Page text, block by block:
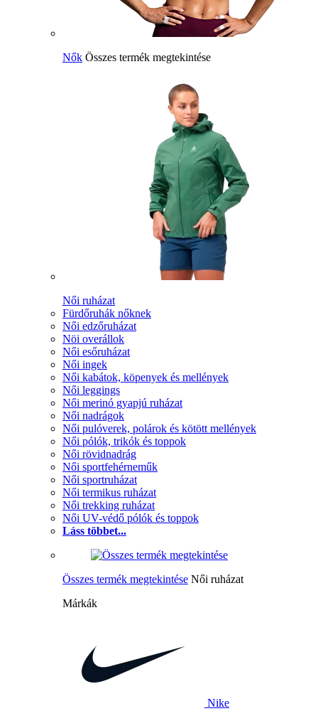
Nők Összes termék megtekintése
Női ruházat
Fürdőruhák nőknek
Női edzőruházat
Nöi overállok
Női esőruházat
Női ingek
Női kabátok, köpenyek és mellények
Női leggings
Női merinó gyapjú ruházat
Női nadrágok
Női pulóverek, polárok és kötött mellények
Női pólók, trikók és toppok
Női rövidnadrág
Női sportfehérneműk
Női sportruházat
Női termikus ruházat
Női trekking ruházat
Női UV-védő pólók és toppok
Láss többet...
Összes termék megtekintése Női ruházat
Márkák
Nike